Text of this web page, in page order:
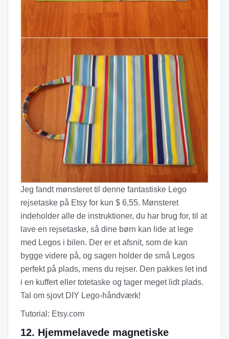
Jeg fandt mønsteret til denne fantastiske Lego
rejsetaske på Etsy for kun $ 6,55. Mønsteret
indeholder alle de instruktioner, du har brug for, til at
lave en rejsetaske, så dine børn kan lide at lege
med Legos i bilen. Der er et afsnit, som de kan
bygge videre på, og sagen holder de små Legos
perfekt på plads, mens du rejser. Den pakkes let ind
i en kuffert eller totetaske og tager meget lidt plads.
Tal om sjovt DIY Lego-håndværk!
Tutorial: Etsy.com
12. Hjemmelavede magnetiske